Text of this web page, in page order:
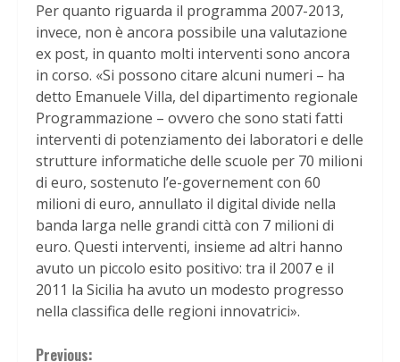
Per quanto riguarda il programma 2007-2013,
invece, non è ancora possibile una valutazione
ex post, in quanto molti interventi sono ancora
in corso. «Si possono citare alcuni numeri – ha
detto Emanuele Villa, del dipartimento regionale
Programmazione – ovvero che sono stati fatti
interventi di potenziamento dei laboratori e delle
strutture informatiche delle scuole per 70 milioni
di euro, sostenuto l’e-governement con 60
milioni di euro, annullato il digital divide nella
banda larga nelle grandi città con 7 milioni di
euro. Questi interventi, insieme ad altri hanno
avuto un piccolo esito positivo: tra il 2007 e il
2011 la Sicilia ha avuto un modesto progresso
nella classifica delle regioni innovatrici».
Previous: